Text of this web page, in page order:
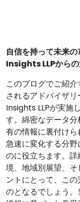
自信を持って未来
Insights LLPから
このブログでご紹
されるアドバイザ
Insights LLPが実施
す。綿密なデータ
有の情報に裏付け
急速に変化する分
のに役立ちます。
境、地域別展望、
ントにとって、こ
のとなるでしょう